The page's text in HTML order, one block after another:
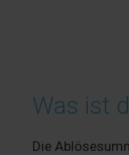
Was ist
Die